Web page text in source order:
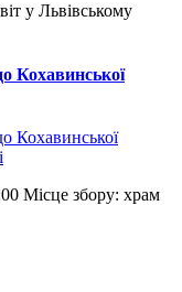
у Львівському
Кохавинської
Місце збору: храм